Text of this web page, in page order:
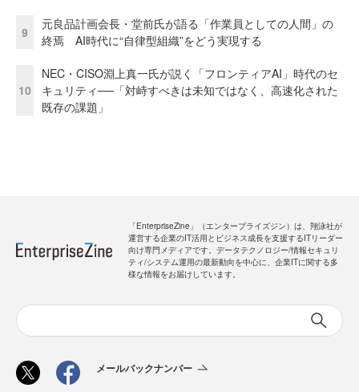
9
元良品計画会長・堂前氏が語る「作業員としての人間」の
終焉 AI時代に“自律型組織”をどう実現する
10
NEC・CISO淵上真一氏が説く「フロンティアAI」時代のセ
キュリティ──「対峙すべきは未知ではなく、高速化された
既存の課題」
「EnterpriseZine」（エンタープライズジン）は、翔泳社が
運営する企業のIT活用とビジネス成長を支援するITリーダー
向け専門メディアです。データテクノロジー/情報セキュリ
ティ/システム運用の最新動向を中心に、企業ITに関する多
様な情報をお届けしています。
メールバックナンバー